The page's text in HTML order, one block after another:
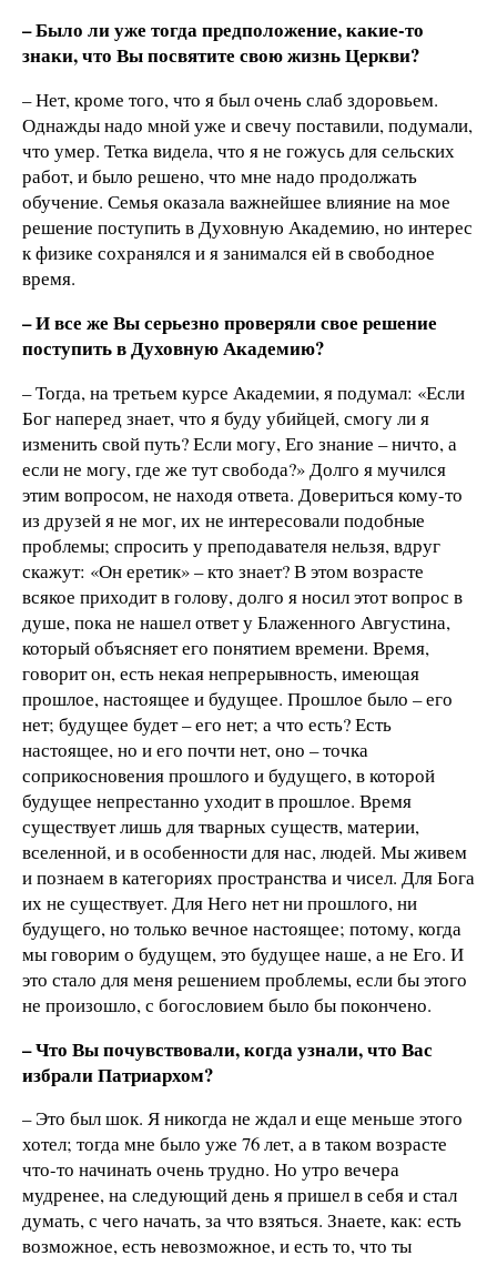
– Было ли уже тогда предположение, какие-то
знаки, что Вы посвятите свою жизнь Церкви?
– Нет, кроме того, что я был очень слаб здоровьем.
Однажды надо мной уже и свечу поставили, подумали,
что умер. Тетка видела, что я не гожусь для сельских
работ, и было решено, что мне надо продолжать
обучение. Семья оказала важнейшее влияние на мое
решение поступить в Духовную Академию, но интерес
к физике сохранялся и я занимался ей в свободное
время.
– И все же Вы серьезно проверяли свое решение
поступить в Духовную Академию?
– Тогда, на третьем курсе Академии, я подумал: «Если
Бог наперед знает, что я буду убийцей, смогу ли я
изменить свой путь? Если могу, Его знание – ничто, а
если не могу, где же тут свобода?» Долго я мучился
этим вопросом, не находя ответа. Довериться кому-то
из друзей я не мог, их не интересовали подобные
проблемы; спросить у преподавателя нельзя, вдруг
скажут: «Он еретик» – кто знает? В этом возрасте
всякое приходит в голову, долго я носил этот вопрос в
душе, пока не нашел ответ у Блаженного Августина,
который объясняет его понятием времени. Время,
говорит он, есть некая непрерывность, имеющая
прошлое, настоящее и будущее. Прошлое было – его
нет; будущее будет – его нет; а что есть? Есть
настоящее, но и его почти нет, оно – точка
соприкосновения прошлого и будущего, в которой
будущее непрестанно уходит в прошлое. Время
существует лишь для тварных существ, материи,
вселенной, и в особенности для нас, людей. Мы живем
и познаем в категориях пространства и чисел. Для Бога
их не существует. Для Него нет ни прошлого, ни
будущего, но только вечное настоящее; потому, когда
мы говорим о будущем, это будущее наше, а не Его. И
это стало для меня решением проблемы, если бы этого
не произошло, с богословием было бы покончено.
– Что Вы почувствовали, когда узнали, что Вас
избрали Патриархом?
– Это был шок. Я никогда не ждал и еще меньше этого
хотел; тогда мне было уже 76 лет, а в таком возрасте
что-то начинать очень трудно. Но утро вечера
мудренее, на следующий день я пришел в себя и стал
думать, с чего начать, за что взяться. Знаете, как: есть
возможное, есть невозможное, и есть то, что ты